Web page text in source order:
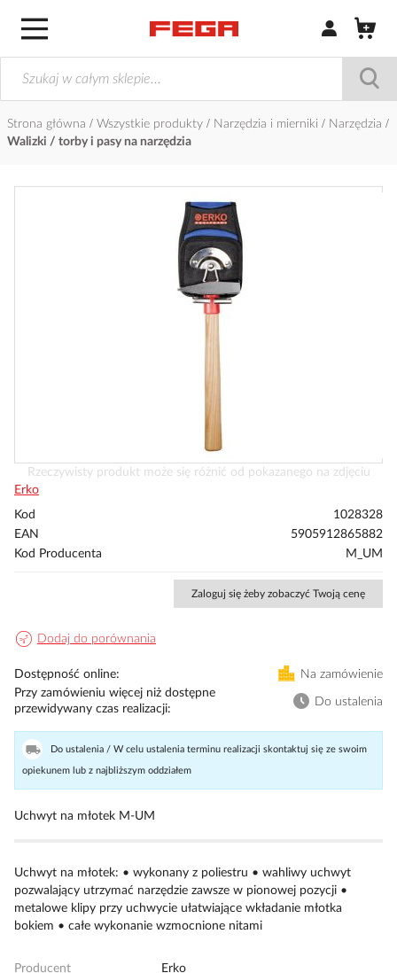
Zaloguj się /
Strona główna Wszystkie produkty Narzędzia i mierniki
Narzędzia
Walizki / torby i pasy na narzędzia
Przejdź
na
początek
Rzeczywisty produkt może się różnić od pokazanego na zdjęciu
Erko
Kod
1028328
EAN
5905912865882
Kod Producenta
M_UM
Zaloguj się żeby zobaczyć Twoją cenę
Dodaj do porównania
Dostępność online
Na zamówienie
Przy zamówieniu więcej niż dostępne
przewidywany czas realizacji
Do ustalenia
Do ustalenia / W celu ustalenia terminu realizacji skontaktuj się ze swoim
opiekunem lub z najbliższym oddziałem
Uchwyt na młotek M-UM
Uchwyt na młotek: • wykonany z poliestru • wahliwy uchwyt
pozwalający utrzymać narzędzie zawsze w pionowej pozycji •
metalowe klipy przy uchwycie ułatwiające wkładanie młotka
bokiem • całe wykonanie wzmocnione nitami
Producent
Erko